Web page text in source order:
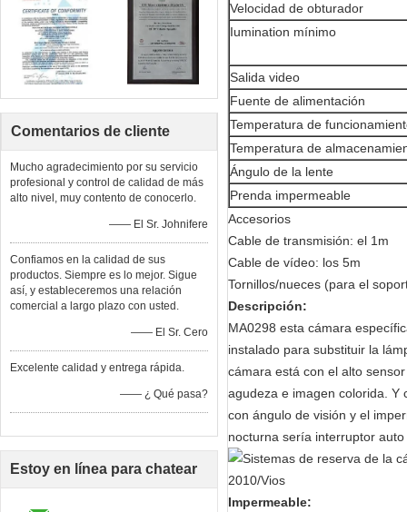
Comentarios de cliente
Mucho agradecimiento por su servicio
profesional y control de calidad de más
alto nivel, muy contento de conocerlo.
—— El Sr. Johnifere
Confiamos en la calidad de sus
productos. Siempre es lo mejor. Sigue
así, y estableceremos una relación
comercial a largo plazo con usted.
—— El Sr. Cero
Excelente calidad y entrega rápida.
—— ¿ Qué pasa?
Estoy en línea para chatear
Velocidad de obturador
Iumination mínimo
Salida video
Fuente de alimentación
Temperatura de
Temperatura de
Ángulo de la lente
Prenda impermeable
Accesorios
Cable de transmisión: el 1m
Cable de vídeo: los 5m
Tornillos/nueces (para el
Descripción:
MA0298 esta cámara
instalado para substituir la
cámara está con el alto
agudeza e imagen colorida. Y
con ángulo de visión y el
nocturna sería interruptor
Impermeable: